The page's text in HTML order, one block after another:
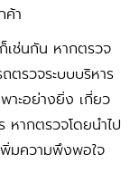
ค้า
เช่นกัน หากตรวจ
ตรวจระบบบริหาร
าะอย่างยิ่ง เกี่ยว
หากตรวจโดยนำไป
พิ่มความพึงพอใจ